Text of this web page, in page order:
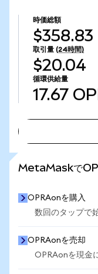
時価総額
$358.83
取引量 (24時間)
$20.04
循環供給量
17.67
MetaMaskで
OPRAonを購入
数回のタップで
OPRAonを売却
OPRAonを現金